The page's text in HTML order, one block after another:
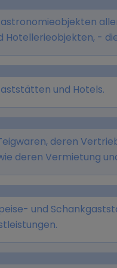
Hotellerieobjekten, -
Art, - die
und
und
die der
Schulungen sowie
Vertrieb von
und Hotels.
deren
deren Vermietung
(mit Ausnahme der
und